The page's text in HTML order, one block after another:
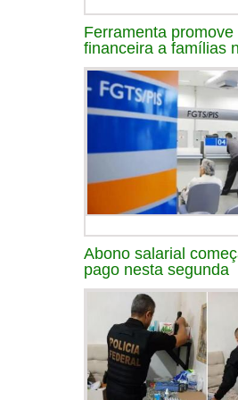
Ferramenta
financeira a famílias
Abono salarial
pago nesta segunda